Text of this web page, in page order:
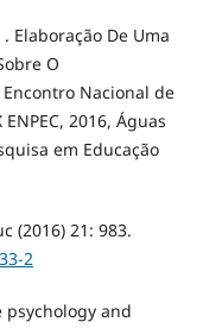
Elaboração De Uma
O
Nacional de
2016, Águas
em Educação
(2016) 21: 983.
2
psychology and